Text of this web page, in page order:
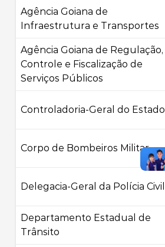
Agência Goiana de
Infraestrutura e Transportes
Agência Goiana de Regulação,
Controle e Fiscalização de
Serviços Públicos
Controladoria-Geral do Estado
Corpo de Bombeiros Militar
Delegacia-Geral da Polícia Civil
Departamento Estadual de
Trânsito